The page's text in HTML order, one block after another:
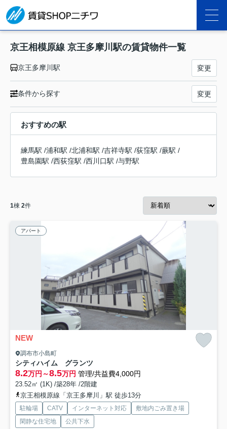
京王相模原線 京王多摩川駅の賃貸物件一覧
京王多摩川駅 変更
条件から探す 変更
おすすめの駅
練馬駅 /浦和駅 /北浦和駅 /吉祥寺駅 /荻窪駅 /蕨駅 /
豊島園駅 /西荻窪駅 /西川口駅 /与野駅
1棟 2件
アパート
NEW
調布市小島町
シティハイム グランツ
8.2万円～8.5万円 管理/共益費4,000円
23.52㎡ (1K) /築28年 /2階建
京王相模原線「京王多摩川」駅 徒歩13分
駐輪場 CATV インターネット対応
敷地内ごみ置き場
閑静な住宅地
公共下水